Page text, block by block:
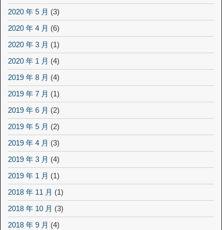
2020 年 5 月 (3)
2020 年 4 月 (6)
2020 年 3 月 (1)
2020 年 1 月 (4)
2019 年 8 月 (4)
2019 年 7 月 (1)
2019 年 6 月 (2)
2019 年 5 月 (2)
2019 年 4 月 (3)
2019 年 3 月 (4)
2019 年 1 月 (1)
2018 年 11 月 (1)
2018 年 10 月 (3)
2018 年 9 月 (4)